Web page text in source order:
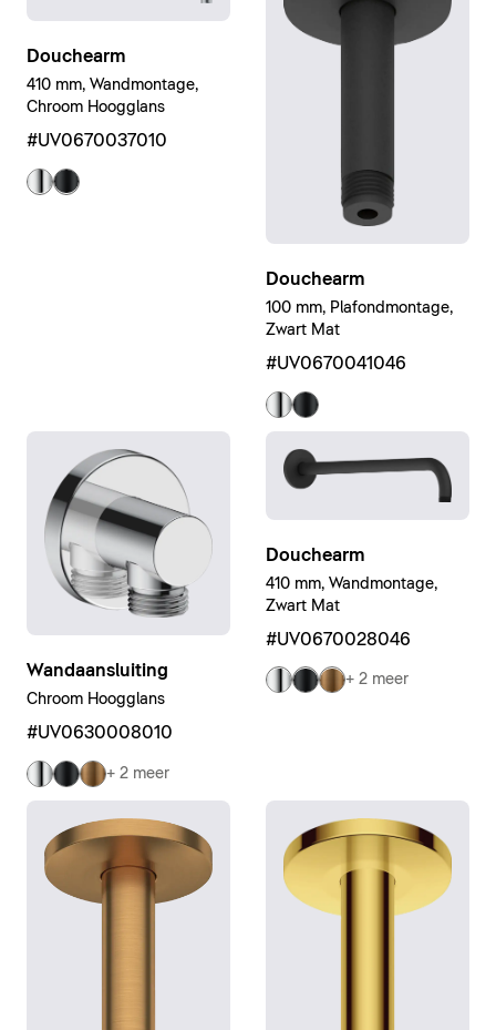
Douchearm
410 mm, Wandmontage,
Chroom Hoogglans
#UV0670037010
Douchearm
100 mm, Plafondmontage,
Zwart Mat
#UV0670041046
Wandaansluiting
Chroom Hoogglans
#UV0630008010
+ 2 meer
Douchearm
410 mm, Wandmontage,
Zwart Mat
#UV0670028046
+ 2 meer